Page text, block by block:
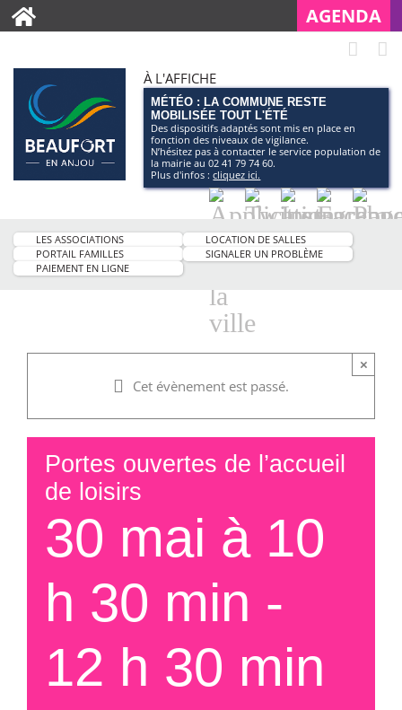
AGENDA
À L'AFFICHE
MÉTÉO : LA COMMUNE RESTE
MOBILISÉE TOUT L'ÉTÉ
Des dispositifs adaptés sont mis en place en
fonction des niveaux de vigilance.
N’hésitez pas à contacter le service population de
la mairie au 02 41 79 74 60.
Plus d'infos :cliquez ici.
Application
smartphone
de
ville
Twitter
Instagram
LES ASSOCIATIONS
LOCATION DE SALLES
PORTAIL FAMILLES
SIGNALER UN PROBLÈME
PAIEMENT EN LIGNE
Cet évènement est passé.
×
Portes ouvertes de l’accueil
de loisirs
30 mai à 10
h 30 min -
12 h 30 min